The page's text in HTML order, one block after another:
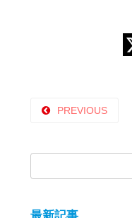
PREVIOUS